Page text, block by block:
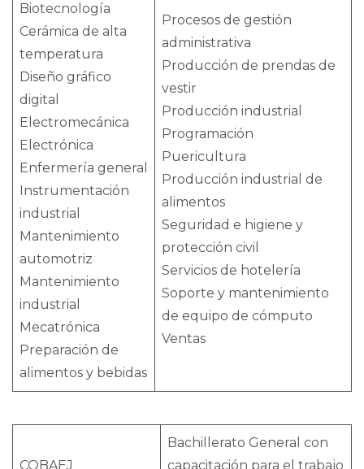
Biotecnología
Cerámica de alta
temperatura
Diseño gráfico
digital
Electromecánica
Electrónica
Enfermería general
Instrumentación
industrial
Mantenimiento
automotriz
Mantenimiento
industrial
Mecatrónica
Preparación de
alimentos y bebidas
Procesos de gestión
administrativa
Producción de prendas de
vestir
Producción industrial
Programación
Puericultura
Producción industrial de
alimentos
Seguridad e higiene y
protección civil
Servicios de hotelería
Soporte y mantenimiento
de equipo de cómputo
Ventas
COBAEJ
Bachillerato General con
capacitación para el trabajo